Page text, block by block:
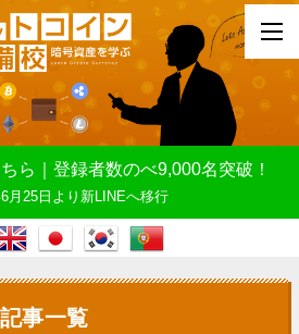
ら｜登録者数のべ9,000名突破！
月25日より新LINEへ移行
事一覧